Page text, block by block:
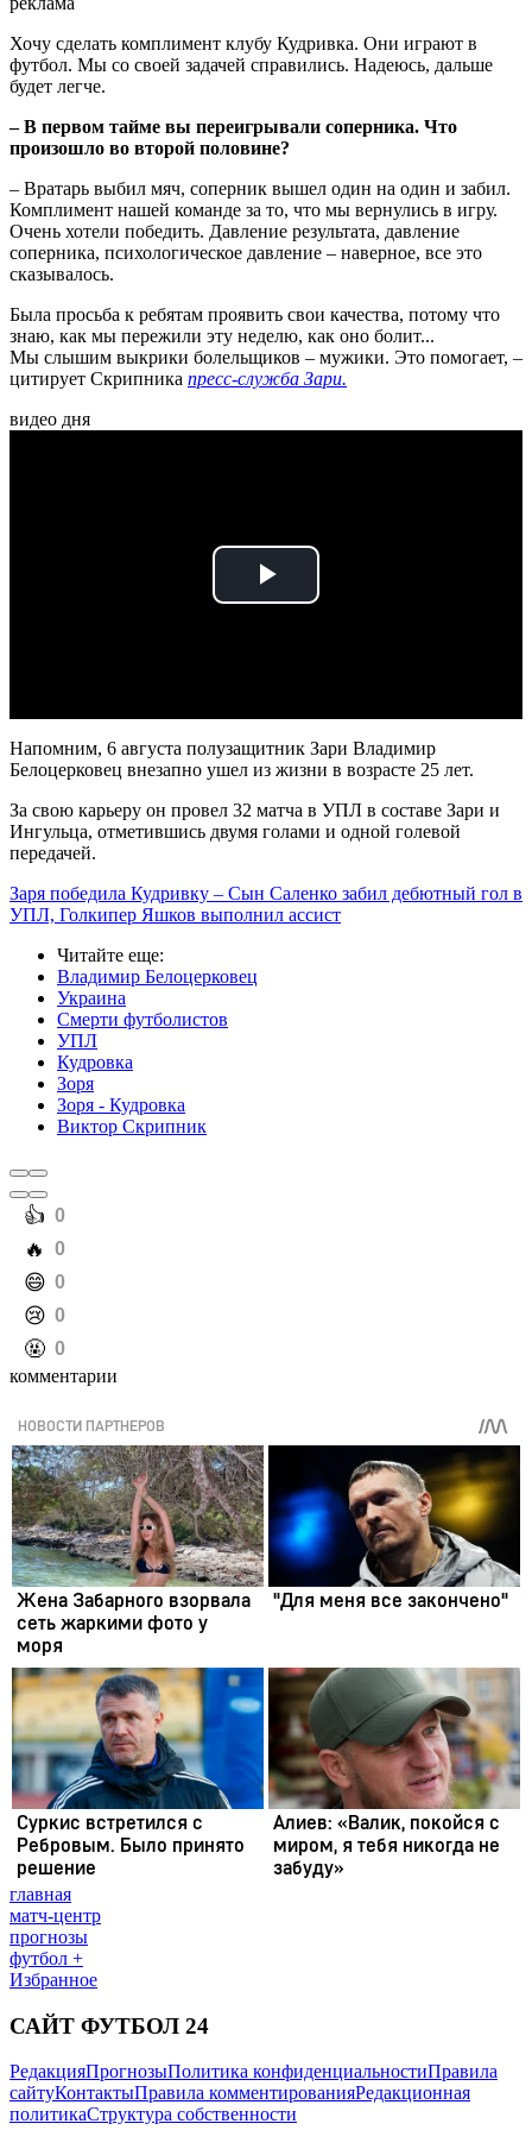
Хочу сделать комплимент клубу Кудривка. Они играют в
футбол. Мы со своей задачей справились. Надеюсь, дальше
будет легче.
– В первом тайме вы переигрывали соперника. Что
произошло во второй половине?
– Вратарь выбил мяч, соперник вышел один на один и забил.
Комплимент нашей команде за то, что мы вернулись в игру.
Очень хотели победить. Давление результата, давление
соперника, психологическое давление – наверное, все это
сказывалось.
Была просьба к ребятам проявить свои качества, потому что
знаю, как мы пережили эту неделю, как оно болит...
Мы слышим выкрики болельщиков – мужики. Это помогает, –
цитирует Скрипника пресс-служба Зари.
видео дня
Play
Напомним, 6 августа полузащитник Зари Владимир
Белоцерковец внезапно ушел из жизни в возрасте 25 лет.
За свою карьеру он провел 32 матча в УПЛ в составе Зари и
Ингульца, отметившись двумя голами и одной голевой
передачей.
Заря победила Кудривку – Сын Саленко забил дебютный гол в
УПЛ, Голкипер Яшков выполнил ассист
Читайте еще:
Владимир Белоцерковец
Украина
Смерти футболистов
УПЛ
Кудровка
Зоря
Зоря - Кудровка
Виктор Скрипник
️👍 0
️🔥 0
️😄 0
️😢 0
️🤬 0
комментарии
главная
матч-центр
прогнозы
футбол +
Избранное
САЙТ ФУТБОЛ 24
РедакцияПрогнозыПолитика конфиденциальностиПравила
сайтуКонтактыПравила комментированияРедакционная
политикаСтруктура собственности